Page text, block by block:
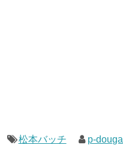
松本バッチ p-douga